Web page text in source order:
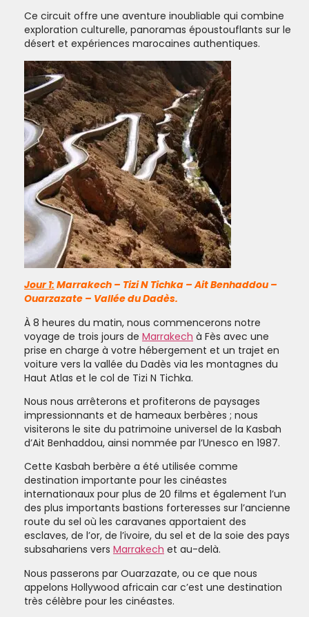
Ce circuit offre une aventure inoubliable qui combine
exploration culturelle, panoramas époustouflants sur le
désert et expériences marocaines authentiques.
Jour 1: Marrakech – Tizi N Tichka – Ait Benhaddou –
Ouarzazate – Vallée du Dadès.
À 8 heures du matin, nous commencerons notre
voyage de trois jours de Marrakech à Fès avec une
prise en charge à votre hébergement et un trajet en
voiture vers la vallée du Dadès via les montagnes du
Haut Atlas et le col de Tizi N Tichka.
Nous nous arrêterons et profiterons de paysages
impressionnants et de hameaux berbères ; nous
visiterons le site du patrimoine universel de la Kasbah
d’Ait Benhaddou, ainsi nommée par l’Unesco en 1987.
Cette Kasbah berbère a été utilisée comme
destination importante pour les cinéastes
internationaux pour plus de 20 films et également l’un
des plus importants bastions forteresses sur l’ancienne
route du sel où les caravanes apportaient des
esclaves, de l’or, de l’ivoire, du sel et de la soie des pays
subsahariens vers Marrakech et au-delà.
Nous passerons par Ouarzazate, ou ce que nous
appelons Hollywood africain car c’est une destination
très célèbre pour les cinéastes.